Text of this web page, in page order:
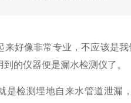
来好像非常专业，不应该是
的仪器便是漏水检测仪了。
是检测埋地自来水管道泄漏